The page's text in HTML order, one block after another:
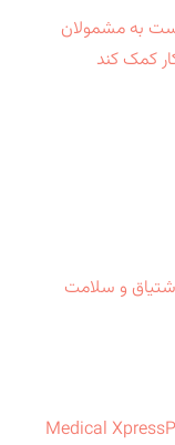
به مشمولان
و سلامت
Medical Xpress